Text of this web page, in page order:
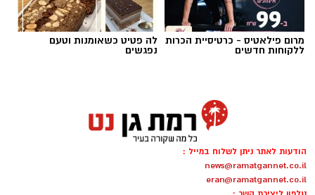
הכלבו הוותיק שהיה מוקד לתושבי השכונה הפך
מכת התאונות לא פוסקות - פעם באתרי הבנייה,
פעם בכבישי העיר
צילום: ויקיפדיה
הסערה הפוליטית סביב עתידו של יואב סגלוביץ'
ממשיכה לעורר תגובות חריפות. איציק בונצל, אביו
של סמ"ר עמית בונצל ז"ל שנפל בקרבות ברצועת
מרום פילאטיס - כרטיסיית הכרות
ללקוחות חדשים
לה פטיט כשאומנות וטעם
נפגשים
הודעות לאתר ניתן לשלוח במייל :
news@ramatgannet.co.il
eran@ramatgannet.co.il